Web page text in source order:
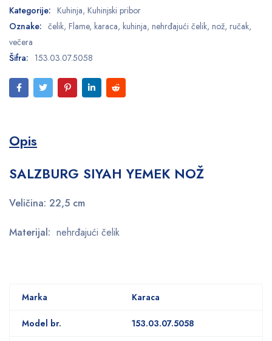
Kategorije: Kuhinja, Kuhinjski pribor
Oznake: čelik, Flame, karaca, kuhinja, nehrđajući čelik, nož, ručak,
večera
Šifra: 153.03.07.5058
Opis
SALZBURG SIYAH YEMEK NOŽ
Veličina: 22,5 cm
Materijal: nehrđajući čelik
Marka Karaca
Model br. 153.03.07.5058